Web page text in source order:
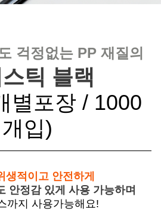
걱정없는 PP 재질의
틱 블랙
별포장 / 1000
개입)
생적이고 안전하게
안정감 있게 사용 가능하며
까지 사용가능해요!